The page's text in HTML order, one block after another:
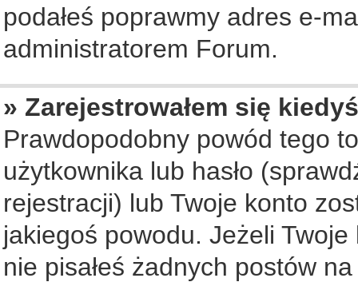
podałeś poprawmy adres e-
administratorem Forum.
» Zarejestrowałem się
Prawdopodobny powód tego
użytkownika lub hasło
rejestracji) lub Twoje konto
jakiegoś powodu. Jeżeli
nie pisałeś żadnych postów